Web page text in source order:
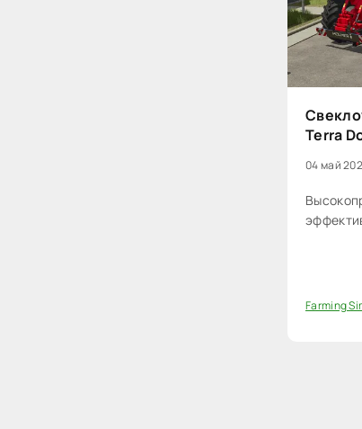
Terra
04 май
Farming